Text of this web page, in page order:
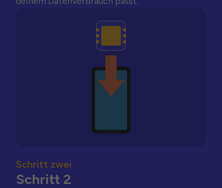
Schritt zwei
Schritt 2